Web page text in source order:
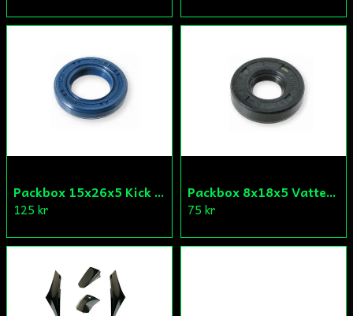
Packbox 15x26x5 Kick Aprilia/Derbi/Gilera (original)
125 kr
Packbox 8x18x5 Vattenpump Aprilia/Derbi/Gilera (original)
75 kr